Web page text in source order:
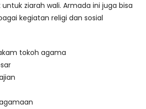
ziarah wali. Armada ini juga bisa
kegiatan religi dan sosial
tokoh agama